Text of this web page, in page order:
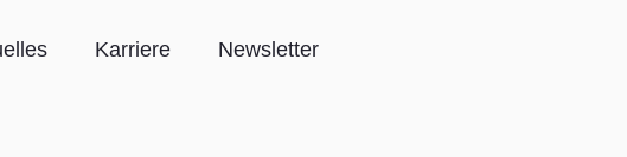
Karriere Newsletter